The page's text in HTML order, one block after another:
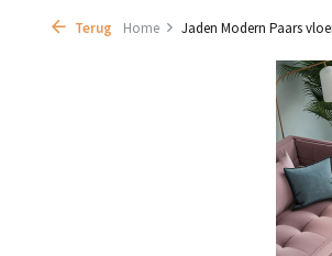
Terug Home Jaden Modern Paars